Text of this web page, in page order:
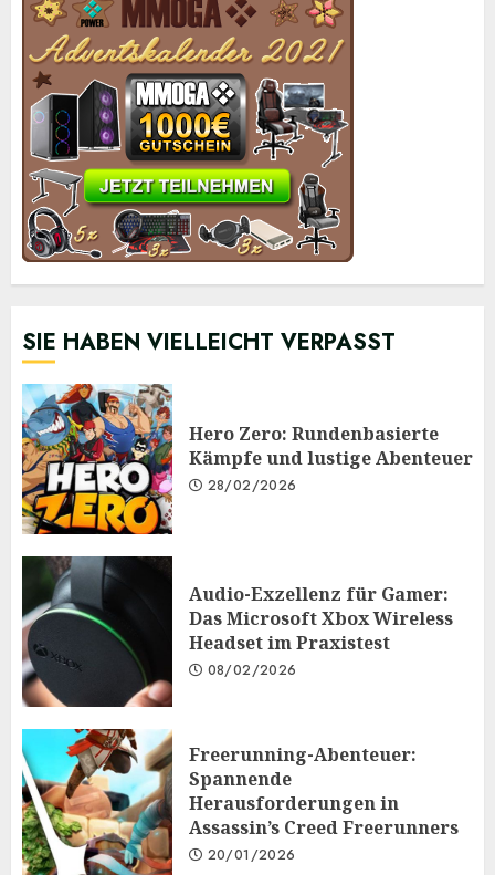
SIE HABEN VIELLEICHT VERPASST
Hero Zero: Rundenbasierte
Kämpfe und lustige Abenteuer
28/02/2026
Audio-Exzellenz für Gamer:
Das Microsoft Xbox Wireless
Headset im Praxistest
08/02/2026
Freerunning-Abenteuer:
Spannende
Herausforderungen in
Assassin’s Creed Freerunners
20/01/2026